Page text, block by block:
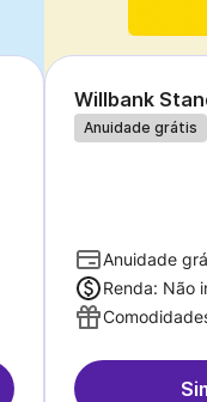
Willbank
Anuidade grátis
Anuidade
Renda: Não